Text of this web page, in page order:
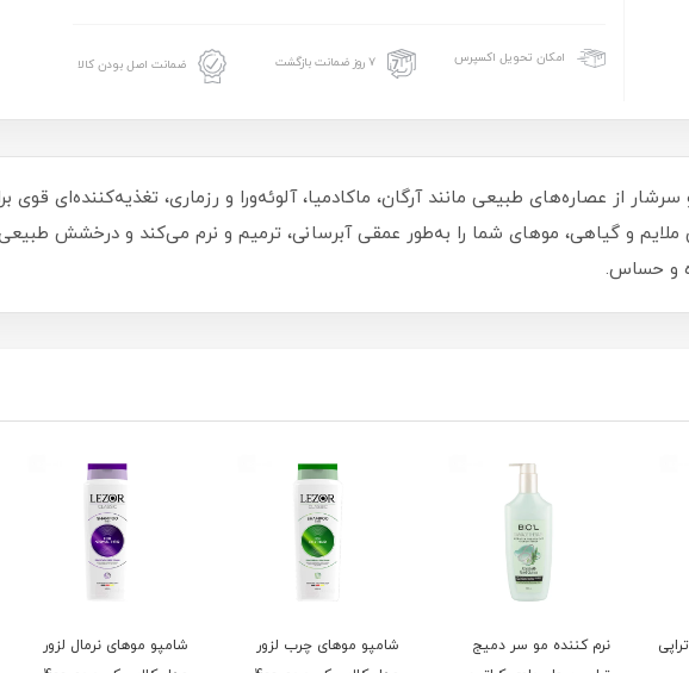
امکان تحویل اکسپرس ۷ روز ضمانت بازگشت ضمانت اصل بودن کالا
از عصاره‌های طبیعی مانند آرگان، ماکادمیا، آلوئه‌ورا و رزماری، تغذیه‌کننده‌ای
و گیاهی، موهای شما را به‌طور عمقی آبرسانی، ترمیم و نرم می‌کند و درخشش طبیعی
و حساس.
نرم کننده مو سر دمیج
شامپو موهای چرب لزور
شامپو موهای نرمال لزور